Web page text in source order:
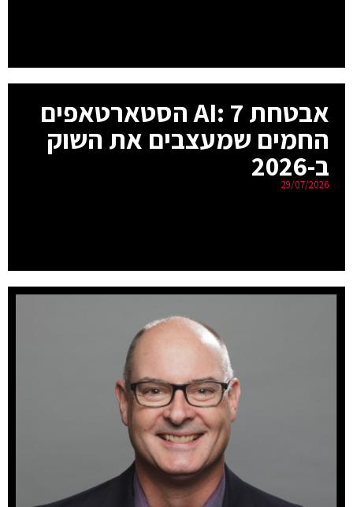
אבטחת AI: 7 הסטארטאפים
החמים שמעצבים את השוק
ב-2026
29/07/2026